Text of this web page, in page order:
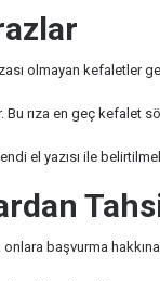
olmayan kefaletler
rıza en geç kefalet
el yazısı ile
başvurma